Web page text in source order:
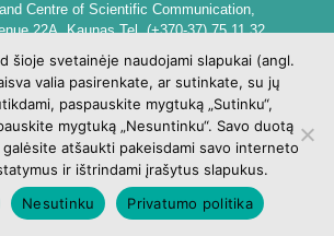
Centre of Scientific Communication,
22A, Kaunas Tel. (+370-37) 75 11 32
biblioteka@go.kauko.lt
of the Library dr. Lina Šarlauskienė
ir mokslinės komunikacijos centras,
22A, Kaunas Tel. +370 (37) 75 11 32
biblioteka@go.kauko.lt
vadovė Lina Šarlauskienė
šioje svetainėje naudojami slapukai (angl.
valia pasirenkate, ar sutinkate, su jų
paspauskite mygtuką „Sutinku“,
mygtuką „Nesuntinku“. Savo duotą
atšaukti pakeisdami savo interneto
ir ištrindami įrašytus slapukus.
Nesutinku Privatumo politika